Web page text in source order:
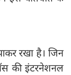
रखा है। जिन
की इंटरनेशनल